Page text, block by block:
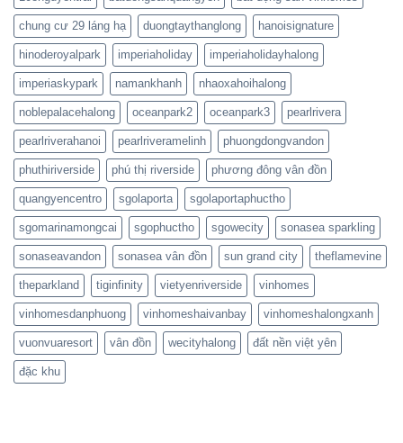
chung cư 29 láng hạ duongtaythanglong hanoisignature
hinoderoyalpark imperiaholiday imperiaholidayhalong
imperiaskypark namankhanh nhaoxahoihalong
noblepalacehalong oceanpark2 oceanpark3 pearlrivera
pearlriverahanoi pearlriveramelinh phuongdongvandon
phuthiriverside phú thị riverside phương đông vân đồn
quangyencentro sgolaporta sgolaportaphuctho
sgomarinamongcai sgophuctho sgowecity sonasea sparkling
sonaseavandon sonasea vân đồn sun grand city theflamevine
theparkland tiginfinity vietyenriverside vinhomes
vinhomesdanphuong vinhomeshaivanbay vinhomeshalongxanh
vuonvuaresort vân đồn wecityhalong đất nền việt yên
đặc khu